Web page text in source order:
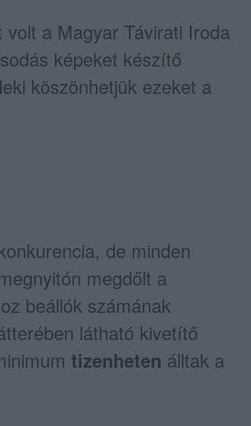
a Magyar Távirati Iroda
képeket készítő
köszönhetjük ezeket a
de minden
megdőlt a
beállók számának
látható kivetítő
tizenheten álltak a